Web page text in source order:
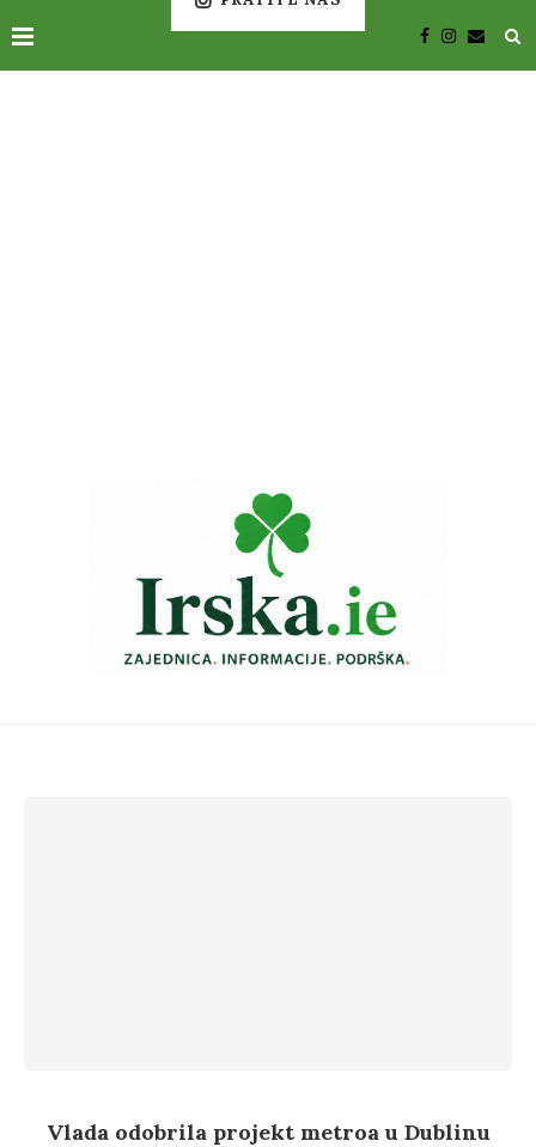
Vlada odobrila projekt metroa u Dublinu